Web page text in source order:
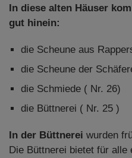
In diese alten Häuser
gut hinein:
die Scheune aus
die Scheune der
die Schmiede ( Nr. 26)
die Büttnerei ( Nr. 25 )
In der Büttnerei wurden
Die Büttnerei bietet für alle